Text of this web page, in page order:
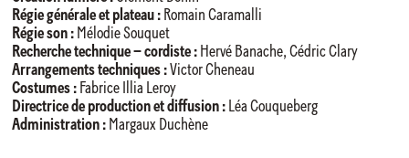
Régie générale et plateau : Romain Caramalli
Régie son : Mélodie Souquet
Recherche technique – cordiste : Hervé Banache, Cédric Clary
Arrangements techniques :Victor Cheneau
Costumes : Fabrice Illia Leroy
Directrice de production et diffusion : Léa Couqueberg
Administration : Margaux Duchène